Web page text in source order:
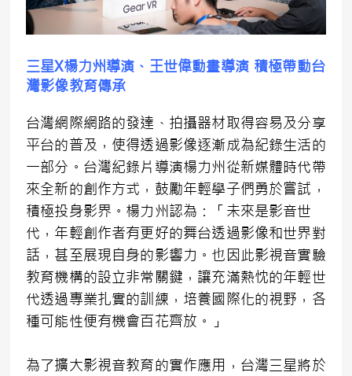
三星X楊力州導演、王世偉動畫導演 積極帶動台
灣影像教育傳承
台灣網際網路的發達、拍攝器材取得容易及分享
平台的普及，使得透過影像逐漸成為紀錄生活的
一部分。台灣紀錄片導演楊力州從新媒體時代帶
來全新的創作方式，鼓勵年輕學子們勇於嘗試，
積極投身影界。楊力州認為：「未來是影音世
代，年輕創作者有更好的舞台透過影像和世界對
話，甚至展現自身的影響力。也因此影視音實驗
教育機構的設立非常關鍵，讓充滿熱忱的年輕世
代透過專業扎實的訓練，培養國際化的視野，各
種可能性便有機會百花齊放。」
為了擴大影視音教育的實作應用，台灣三星將於